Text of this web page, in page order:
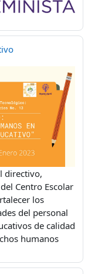
directivo,
Centro Escolar
los
del personal
de calidad
humanos